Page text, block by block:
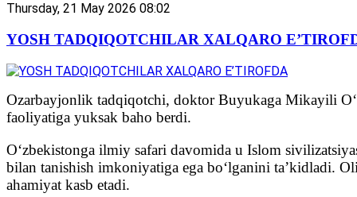
Thursday, 21 May 2026 08:02
YOSH TADQIQOTCHILAR XALQARO
Ozarbayjonlik tadqiqotchi, doktor Buyukaga Mikayili
faoliyatiga yuksak baho berdi.
Oʻzbekistonga ilmiy safari davomida u Islom
bilan tanishish imkoniyatiga ega boʻlganini taʼkidladi.
ahamiyat kasb etadi.